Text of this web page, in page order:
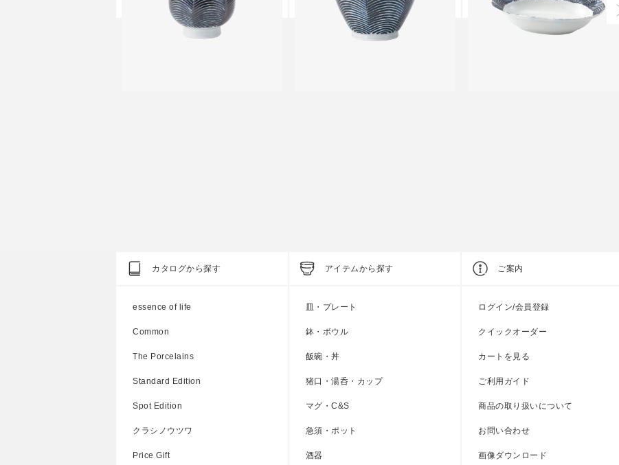
カタログから探す
essence of life
Common
The Porcelains
Standard Edition
Spot Edition
クラシノウツワ
Price Gift
アイテムから探す
皿・プレート
鉢・ボウル
飯碗・丼
猪口・湯呑・カップ
マグ・C&S
急須・ポット
酒器
ご案内
ログイン/会員登録
クイックオーダー
カートを見る
ご利用ガイド
商品の取り扱いについて
お問い合わせ
画像ダウンロード